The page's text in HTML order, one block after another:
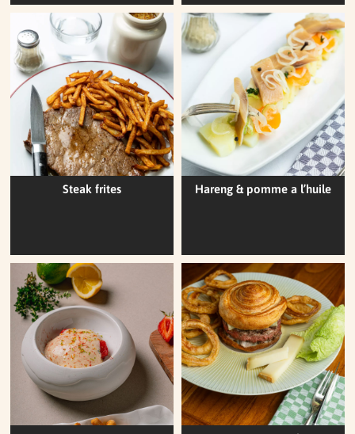
Steak frites Hareng & pomme a l’huile